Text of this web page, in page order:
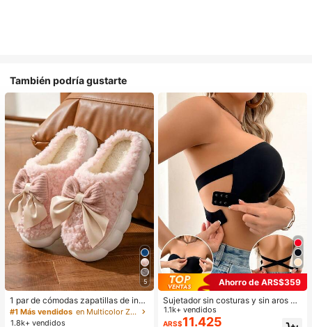
También podría gustarte
5
1 par de cómodas zapatillas de invi
erno para mujer, con forro de peluc
he con lazo, suela gruesa antidesliz
#1 Más vendidos
en Multicolor Zapatillas de casa
1.8k+ vendidos
Ahorro de ARS$359
Sujetador sin costuras y sin aros pa
ra mujer, sexy con laterales antidesl
izantes, almohadillas extraíbles y e
1.1k+ vendidos
ARS$11.425